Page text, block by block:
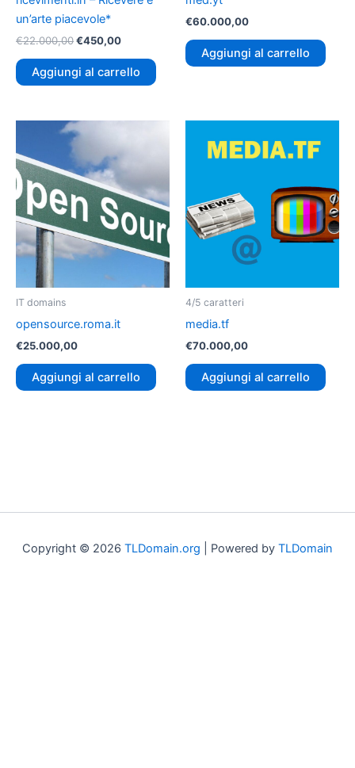
un’arte piacevole*
€22.000,00€450,00
Aggiungi al carrello
€60.000,00
Aggiungi al carrello
IT domains
opensource.roma.it
€25.000,00
Aggiungi al carrello
4/5 caratteri
media.tf
€70.000,00
Aggiungi al carrello
Copyright © 2026 TLDomain.org | Powered by TLDomain